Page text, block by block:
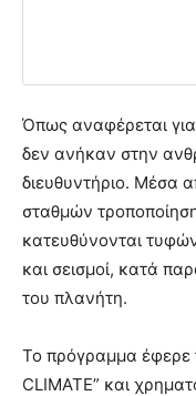
Όπως αναφέρεται
δεν ανήκαν στην
διευθυντήριο. Μέσα
σταθμών
κατευθύνονται
και σεισμοί, κατά
του πλανήτη.
Το πρόγραμμα έφερε
CLIMATE” και